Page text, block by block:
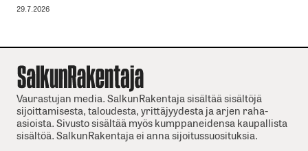
29.7.2026
Vaurastujan media. SalkunRakentaja sisältää sisältöjä
sijoittamisesta, taloudesta, yrittäjyydesta ja arjen raha-
asioista. Sivusto sisältää myös kumppaneidensa kaupallista
sisältöä. SalkunRakentaja ei anna sijoitussuosituksia.